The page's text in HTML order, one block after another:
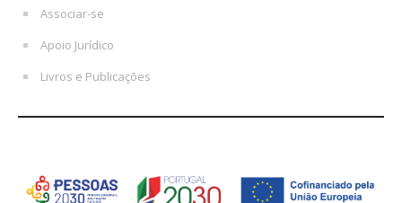
Associar-se
Apoio Jurídico
Livros e Publicações